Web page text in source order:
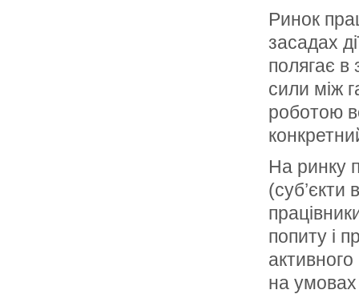
Ринок
засадах
полягає в
сили між
роботою
На ринку
(суб’єкти
попиту і
на умовах